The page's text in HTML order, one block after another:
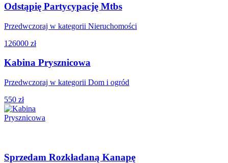
Odstąpię Partycypację Mtbs
Przedwczoraj w kategorii Nieruchomości
126000 zł
Kabina Prysznicowa
Przedwczoraj w kategorii Dom i ogród
550 zł
Sprzedam Rozkładaną Kanapę